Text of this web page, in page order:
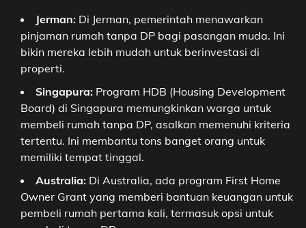
Jerman: Di Jerman, pemerintah menawarkan
pinjaman rumah tanpa DP bagi pasangan muda. Ini
bikin mereka lebih mudah untuk berinvestasi di
properti.
Singapura: Program HDB (Housing Development
Board) di Singapura memungkinkan warga untuk
membeli rumah tanpa DP, asalkan memenuhi kriteria
tertentu. Ini membantu tons banget orang untuk
memiliki tempat tinggal.
Australia: Di Australia, ada program First Home
Owner Grant yang memberi bantuan keuangan untuk
pembeli rumah pertama kali, termasuk opsi untuk